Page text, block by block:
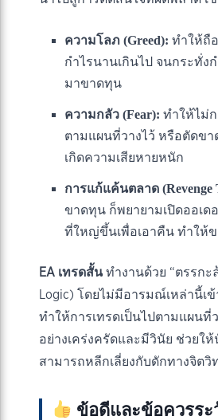
ความโลภ (Greed): ทำให้ถื
กำไรนานเกินไป จนกระทั่ง
มาขาดทุน
ความกลัว (Fear): ทำให้ไม่ก
ตามแผนที่วางไว้ หรือตัดข
เกิดความเสียหายหนัก
การแก้แค้นตลาด (Revenge
ขาดทุน ก็พยายามเปิดออเดอ
ที่ใหญ่ขึ้นเพื่อเอาคืน ทำให้
EA เทรดสั้นทำงานด้วย “ตรรกะ
Logic) โดยไม่มีอารมณ์เหล่านี้เ
ทำให้การเทรดเป็นไปตามแผนที่
อย่างเคร่งครัดและมีวินัย ช่วยใ
สามารถหลีกเลี่ยงกับดักทางจิตวิ
ข้อดีและข้อควรระ